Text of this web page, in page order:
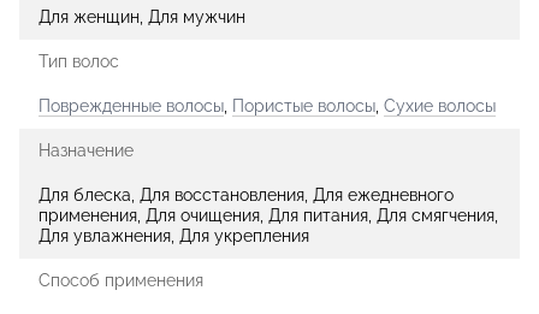
Для женщин, Для мужчин
Тип волос
Поврежденные волосы, Пористые волосы, Сухие волосы
Назначение
Для блеска, Для восстановления, Для ежедневного
применения, Для очищения, Для питания, Для смягчения,
Для увлажнения, Для укрепления
Способ применения